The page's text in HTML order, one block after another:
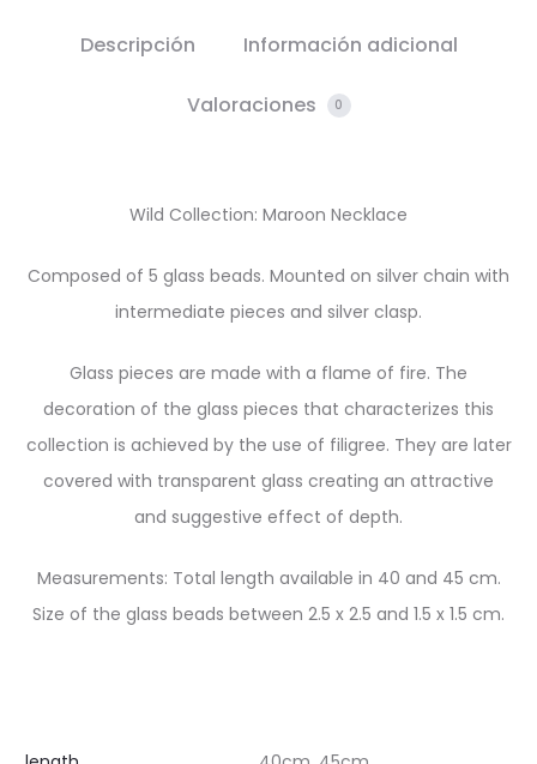
Descripción Información adicional
Valoraciones 0
Wild Collection: Maroon Necklace
Composed of 5 glass beads. Mounted on silver chain with
intermediate pieces and silver clasp.
Glass pieces are made with a flame of fire. The
decoration of the glass pieces that characterizes this
collection is achieved by the use of filigree. They are later
covered with transparent glass creating an attractive
and suggestive effect of depth.
Measurements: Total length available in 40 and 45 cm.
Size of the glass beads between 2.5 x 2.5 and 1.5 x 1.5 cm.